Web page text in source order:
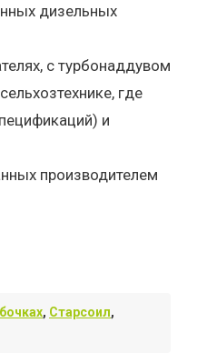
дизельных
с турбонаддувом
где
и
производителем
, Старсоил,